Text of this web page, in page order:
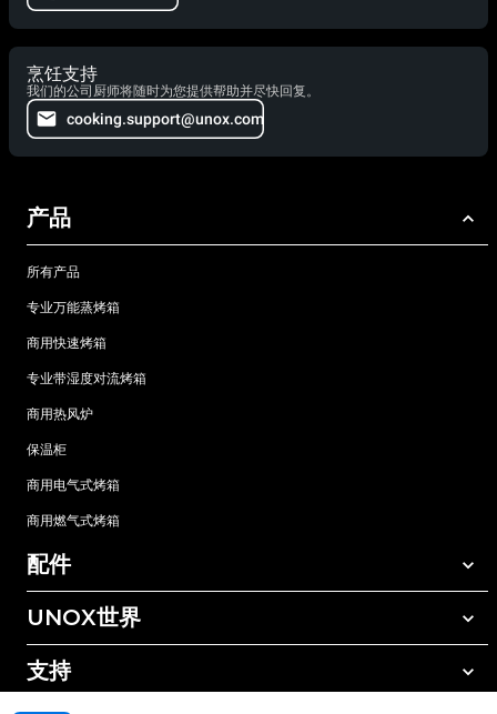
烹饪支持
我们的公司厨师将随时为您提供帮助并尽快回复。
cooking.support@unox.com
产品
所有产品
专业万能蒸烤箱
商用快速烤箱
专业带湿度对流烤箱
商用热风炉
保温柜
商用电气式烤箱
商用燃气式烤箱
配件
所有配件
手动清洗清洁剂
UNOX世界
我们在全球的办事处
支持